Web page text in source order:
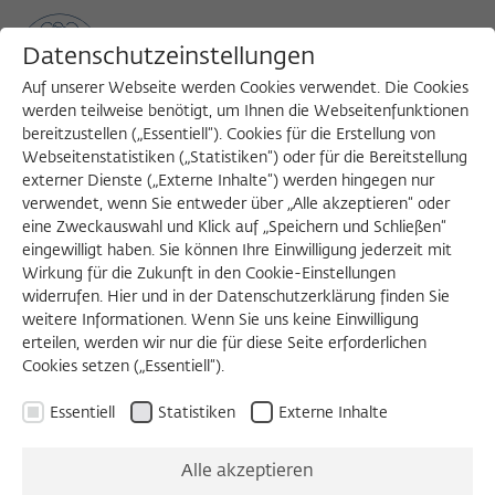
MENU
Search
Datenschutzeinstellungen
Auf unserer Webseite werden Cookies verwendet. Die Cookies
werden teilweise benötigt, um Ihnen die Webseitenfunktionen
bereitzustellen („Essentiell“). Cookies für die Erstellung von
Webseitenstatistiken („Statistiken“) oder für die Bereitstellung
externer Dienste („Externe Inhalte“) werden hingegen nur
verwendet, wenn Sie entweder über „Alle akzeptieren“ oder
eine Zweckauswahl und Klick auf „Speichern und Schließen“
eingewilligt haben. Sie können Ihre Einwilligung jederzeit mit
Wirkung für die Zukunft in den Cookie-Einstellungen
widerrufen. Hier und in der Datenschutzerklärung finden Sie
weitere Informationen. Wenn Sie uns keine Einwilligung
erteilen, werden wir nur die für diese Seite erforderlichen
Cookies setzen („Essentiell“).
Essentiell Statistiken Externe Inhalte
Alle akzeptieren